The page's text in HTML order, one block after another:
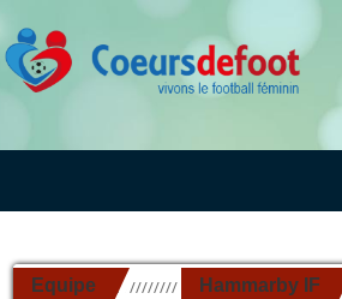
Equipe ////////// Hammarby IF